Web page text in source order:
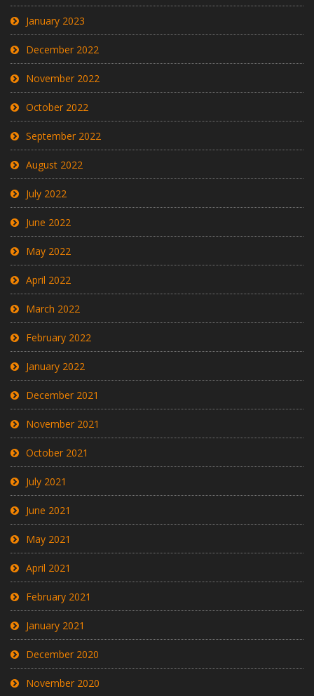
January 2023
December 2022
November 2022
October 2022
September 2022
August 2022
July 2022
June 2022
May 2022
April 2022
March 2022
February 2022
January 2022
December 2021
November 2021
October 2021
July 2021
June 2021
May 2021
April 2021
February 2021
January 2021
December 2020
November 2020